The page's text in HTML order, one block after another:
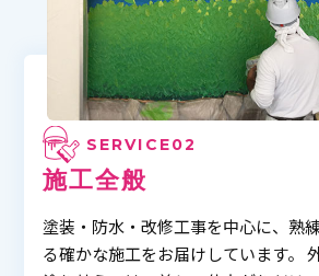
SERVICE02
施工全般
塗装・防水・改修工事を中心に、熟
る確かな施工をお届けしています。